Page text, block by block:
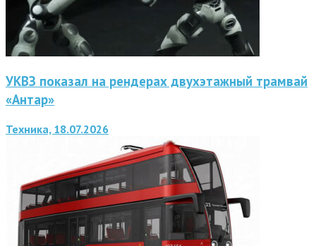
УКВЗ показал на рендерах двухэтажный трамвай
«Антар»
Техника, 18.07.2026